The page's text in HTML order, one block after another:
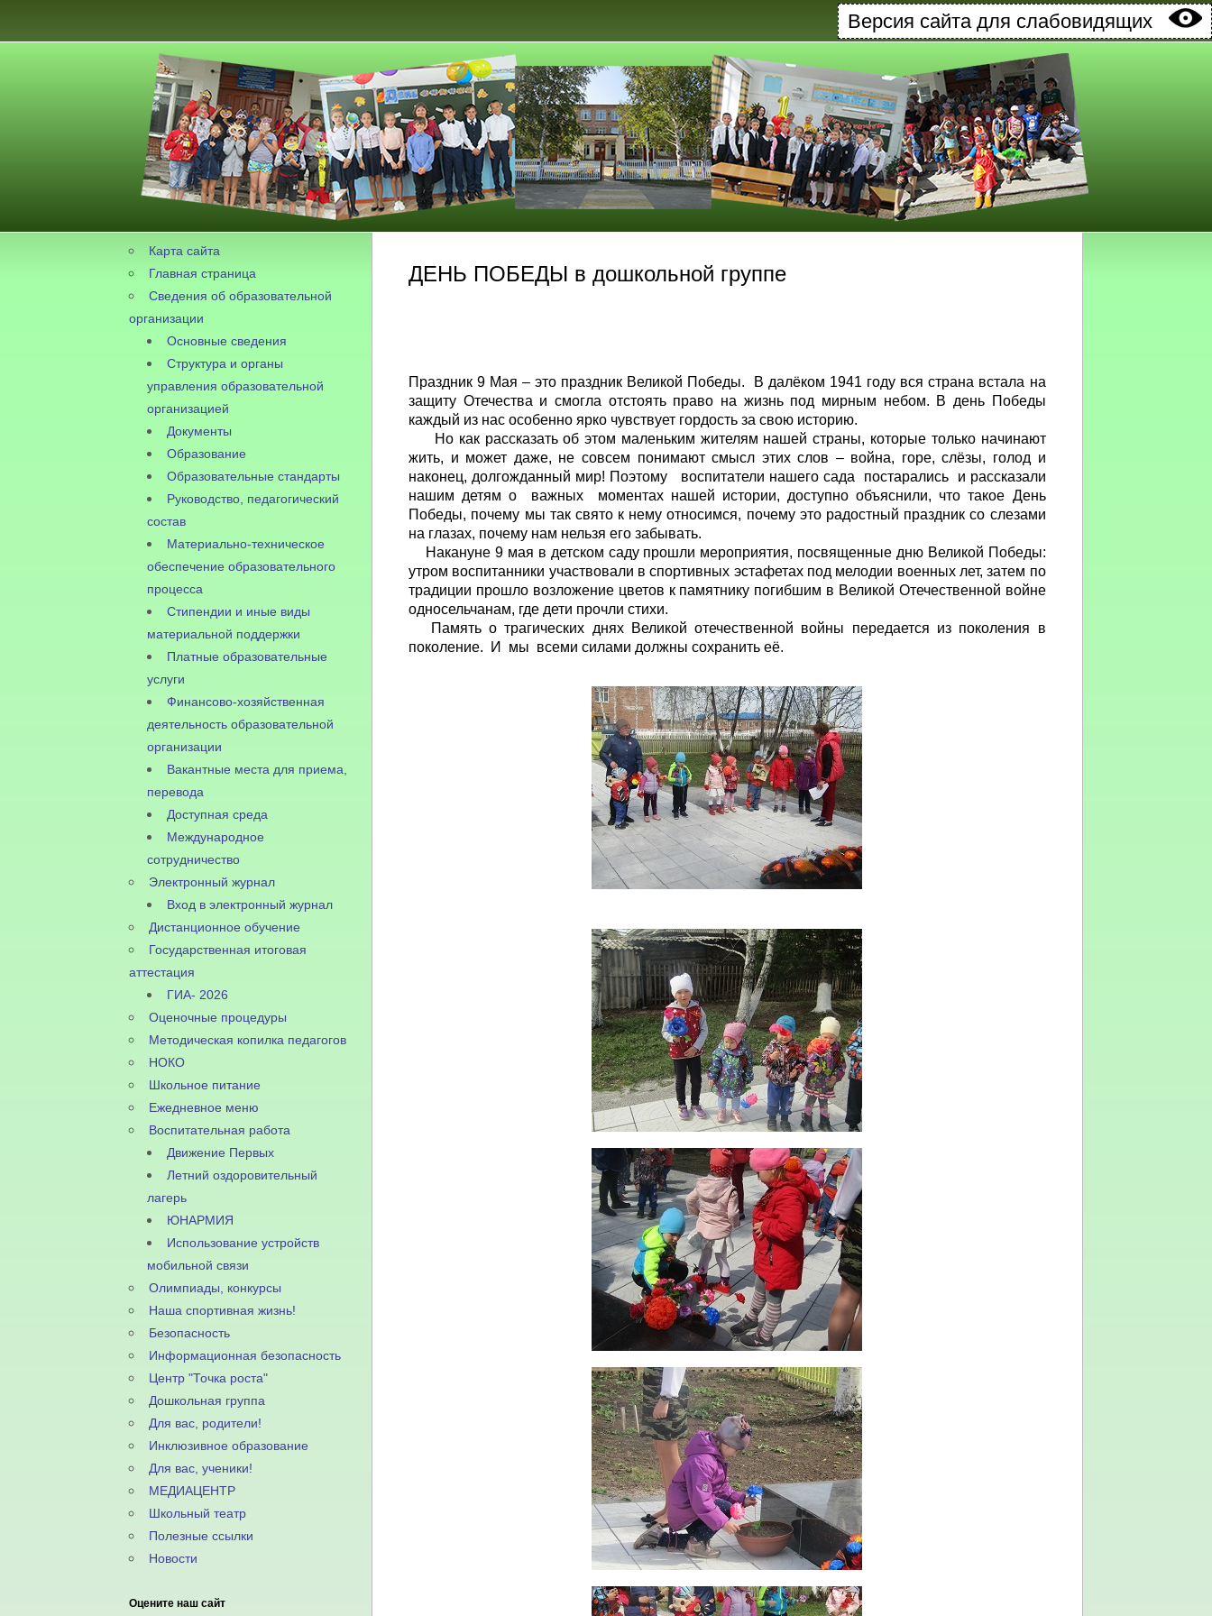
Версия сайта для слабовидящих
Карта сайта
Главная страница
Сведения об образовательной
организации
Основные сведения
Структура и органы
управления образовательной
организацией
Документы
Образование
Образовательные стандарты
Руководство, педагогический
состав
Материально-техническое
обеспечение образовательного
процесса
Стипендии и иные виды
материальной поддержки
Платные образовательные
услуги
Финансово-хозяйственная
деятельность образовательной
организации
Вакантные места для приема,
перевода
Доступная среда
Международное
сотрудничество
Электронный журнал
Вход в электронный журнал
Дистанционное обучение
Государственная итоговая
аттестация
ГИА- 2026
Оценочные процедуры
Методическая копилка педагогов
НОКО
Школьное питание
Ежедневное меню
Воспитательная работа
Движение Первых
Летний оздоровительный
лагерь
ЮНАРМИЯ
Использование устройств
мобильной связи
Олимпиады, конкурсы
Наша спортивная жизнь!
Безопасность
Информационная безопасность
Центр "Точка роста"
Дошкольная группа
Для вас, родители!
Инклюзивное образование
Для вас, ученики!
МЕДИАЦЕНТР
Школьный театр
Полезные ссылки
Новости
Оцените наш сайт
ДЕНЬ ПОБЕДЫ в дошкольной группе
Праздник 9 Мая – это праздник Великой Победы. В далёком 1941 году вся страна встала на
защиту Отечества и смогла отстоять право на жизнь под мирным небом. В день Победы
каждый из нас особенно ярко чувствует гордость за свою историю.
Но как рассказать об этом маленьким жителям нашей страны, которые только начинают
жить, и может даже, не совсем понимают смысл этих слов – война, горе, слёзы, голод и
наконец, долгожданный мир! Поэтому воспитатели нашего сада постарались и рассказали
нашим детям о важных моментах нашей истории, доступно объяснили, что такое День
Победы, почему мы так свято к нему относимся, почему это радостный праздник со слезами
на глазах, почему нам нельзя его забывать.
Накануне 9 мая в детском саду прошли мероприятия, посвященные дню Великой Победы:
утром воспитанники участвовали в спортивных эстафетах под мелодии военных лет, затем по
традиции прошло возложение цветов к памятнику погибшим в Великой Отечественной войне
односельчанам, где дети прочли стихи.
Память о трагических днях Великой отечественной войны передается из поколения в
поколение. И мы всеми силами должны сохранить её.